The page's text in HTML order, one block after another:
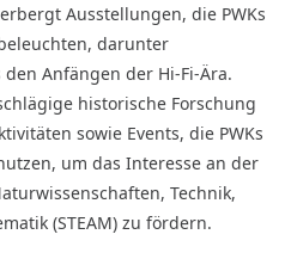
Ausstellungen, die PWKs
darunter
Anfängen der Hi-Fi-Ära.
historische Forschung
sowie Events, die PWKs
um das Interesse an der
Technik,
(STEAM) zu fördern.